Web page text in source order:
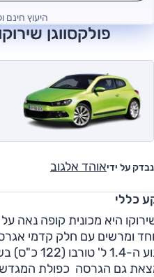
היעוץ חינם
פולקסווגן שירוקו 2015 חוות
נבדק על ידיאוהד אלגוב
כללי
היא מכונית קופה נאה על
מנוע ה-1.4
גם הגרסה כפולת